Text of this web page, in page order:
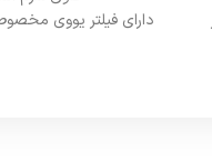
دارای فیلتر یووی